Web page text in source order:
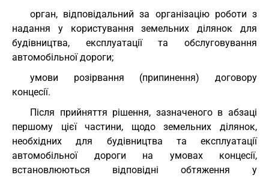
орган, відповідальний за організацію роботи з
надання у користування земельних ділянок для
будівництва, експлуатації та обслуговування
автомобільної дороги;
умови розірвання (припинення) договору
концесії.
Після прийняття рішення, зазначеного в абзаці
першому цієї частини, щодо земельних ділянок,
необхідних для будівництва та експлуатації
автомобільної дороги на умовах концесії,
встановлюються відповідні обтяження у